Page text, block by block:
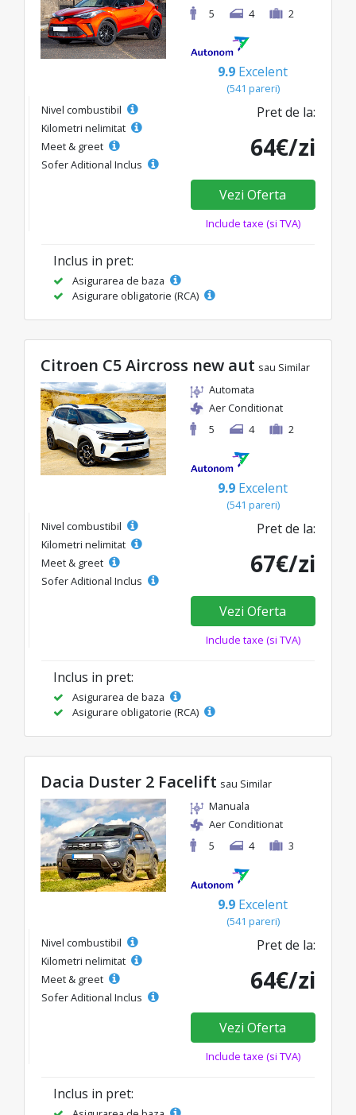
5
4 2
9.9 Excelent
(541 pareri)
Nivel combustibil
Kilometri nelimitat
Meet & greet
Sofer Aditional Inclus
Pret de la:
64€/zi
Vezi Oferta
Include taxe (si TVA)
Inclus in pret:
Asigurarea de baza
Asigurare obligatorie (RCA)
Citroen C5 Aircross new aut sau Similar
Automata
Aer Conditionat
5
4 2
9.9 Excelent
(541 pareri)
Nivel combustibil
Kilometri nelimitat
Meet & greet
Sofer Aditional Inclus
Pret de la:
67€/zi
Vezi Oferta
Include taxe (si TVA)
Inclus in pret:
Asigurarea de baza
Asigurare obligatorie (RCA)
Dacia Duster 2 Facelift sau Similar
Manuala
Aer Conditionat
5
4 3
9.9 Excelent
(541 pareri)
Nivel combustibil
Kilometri nelimitat
Meet & greet
Sofer Aditional Inclus
Pret de la:
64€/zi
Vezi Oferta
Include taxe (si TVA)
Inclus in pret: